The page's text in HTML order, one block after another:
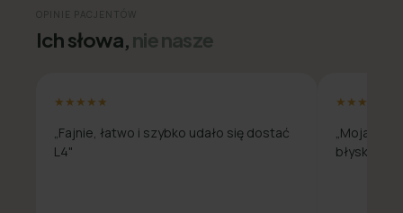
OPINIE PACJENTÓW
Ich słowa,nie nasze
★★★★★
„Fajnie, łatwo i szybko udało się dostać
L4"
★★★★★
„Moja